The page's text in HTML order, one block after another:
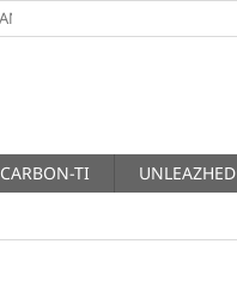
OSOBNÍCH ÚDAJŮ
CARBON-TI UNLEAZHED